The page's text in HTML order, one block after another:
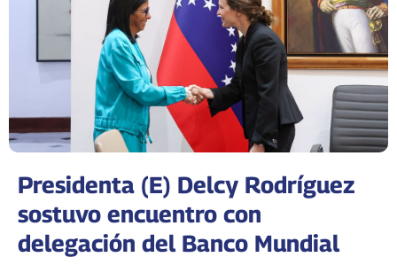
Presidenta (E) Delcy Rodríguez
sostuvo encuentro con
delegación del Banco Mundial